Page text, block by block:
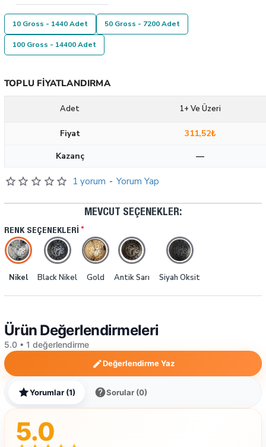
1 yorum - Yorum Yap
10 Gross - 1440 Adet 50 Gross - 7200 Adet
100 Gross - 14400 Adet
MEVCUT SEÇENEKLER:
RENK SEÇENEKLERI
Nikel Black Nikel Gold Antik Sarı Siyah Oksit
TOPLU FIYATLANDIRMA
Adet 1+ Ve Üzeri
Fiyat
311,52₺
Kazanç
—
Ürün Değerlendirmeleri
5.0 • 1 değerlendirme
Değerlendirme Yaz
Yorumlar (1) Sorular (0)
5.0